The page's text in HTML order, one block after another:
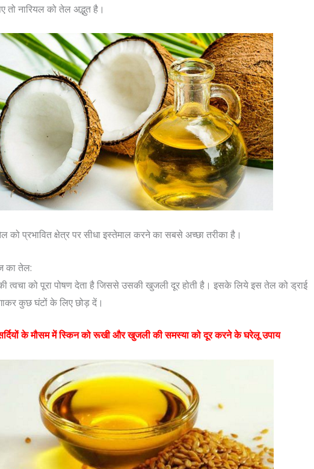
तो नारियल को तेल अद्भुत है।
को प्रभावित क्षेत्र पर सीधा इस्तेमाल करने का सबसे अच्छा तरीका है।
का तेल:
त्वचा को पूरा पोषण देता है जिससे उसकी खुजली दूर होती है। इसके लिये इस तेल को ड्राई
कुछ घंटों के लिए छोड़ दें।
के मौसम में स्किन को रूखी और खुजली की समस्या को दूर करने के घरेलू उपाय